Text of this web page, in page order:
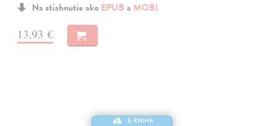
Na stiahnutie ako EPUB a MOBI
13,93 €
E-KNIHA